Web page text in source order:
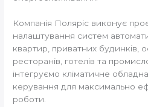
Компанія Поляріс виконує
налаштування систем
квартир, приватних будинків,
ресторанів, готелів та
інтегруємо кліматичне
керування для максимально
роботи.